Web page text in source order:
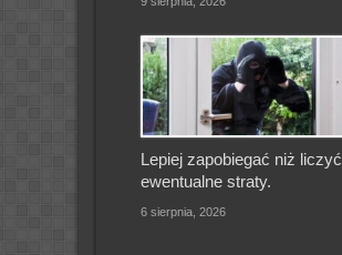
Lepiej zapobiegać niż liczyć
ewentualne straty.
6 sierpnia, 2026